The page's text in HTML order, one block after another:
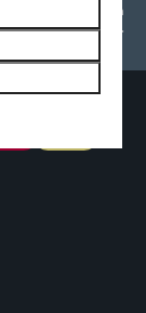
zijn van
toepassing.